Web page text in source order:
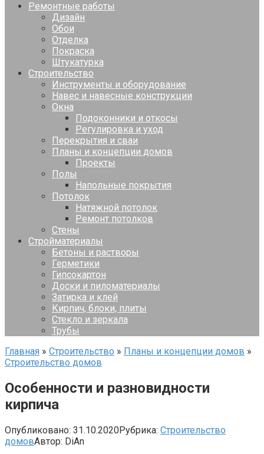
Ремонтные работы
Дизайн
Обои
Отделка
Покраска
Штукатурка
Строительство
Инструменты и оборудование
Навес и навесные конструкции
Окна
Подоконники и откосы
Регулировка и уход
Перекрытия и сваи
Планы и концепции домов
Проекты
Полы
Напольные покрытия
Потолок
Натяжной потолок
Ремонт потолков
Стены
Стройматериалы
Бетоны и растворы
Герметики
Гипсокартон
Доски и пиломатериалы
Затирка и клей
Кирпич, блоки, плиты
Стекло и зеркала
Трубы
Главная » Строительство » Планы и концепции домов »
Строительство домов
Особенности и разновидности
кирпича
Опубликовано: 31.10.2020Рубрика: Строительство
домовАвтор: DiAn